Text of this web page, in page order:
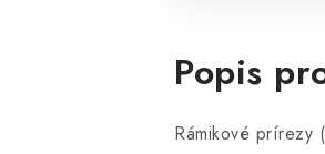
Popis
Rámikové prírezy